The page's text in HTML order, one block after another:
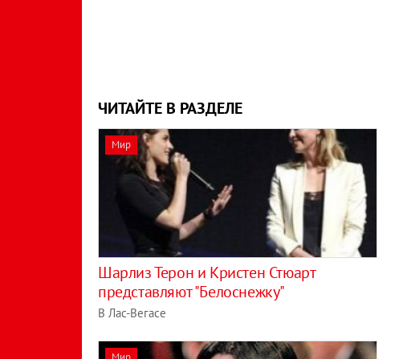
ЧИТАЙТЕ В РАЗДЕЛЕ
Мир
Шарлиз Терон и Кристен Стюарт
представляют "Белоснежку"
В Лас-Вегасе